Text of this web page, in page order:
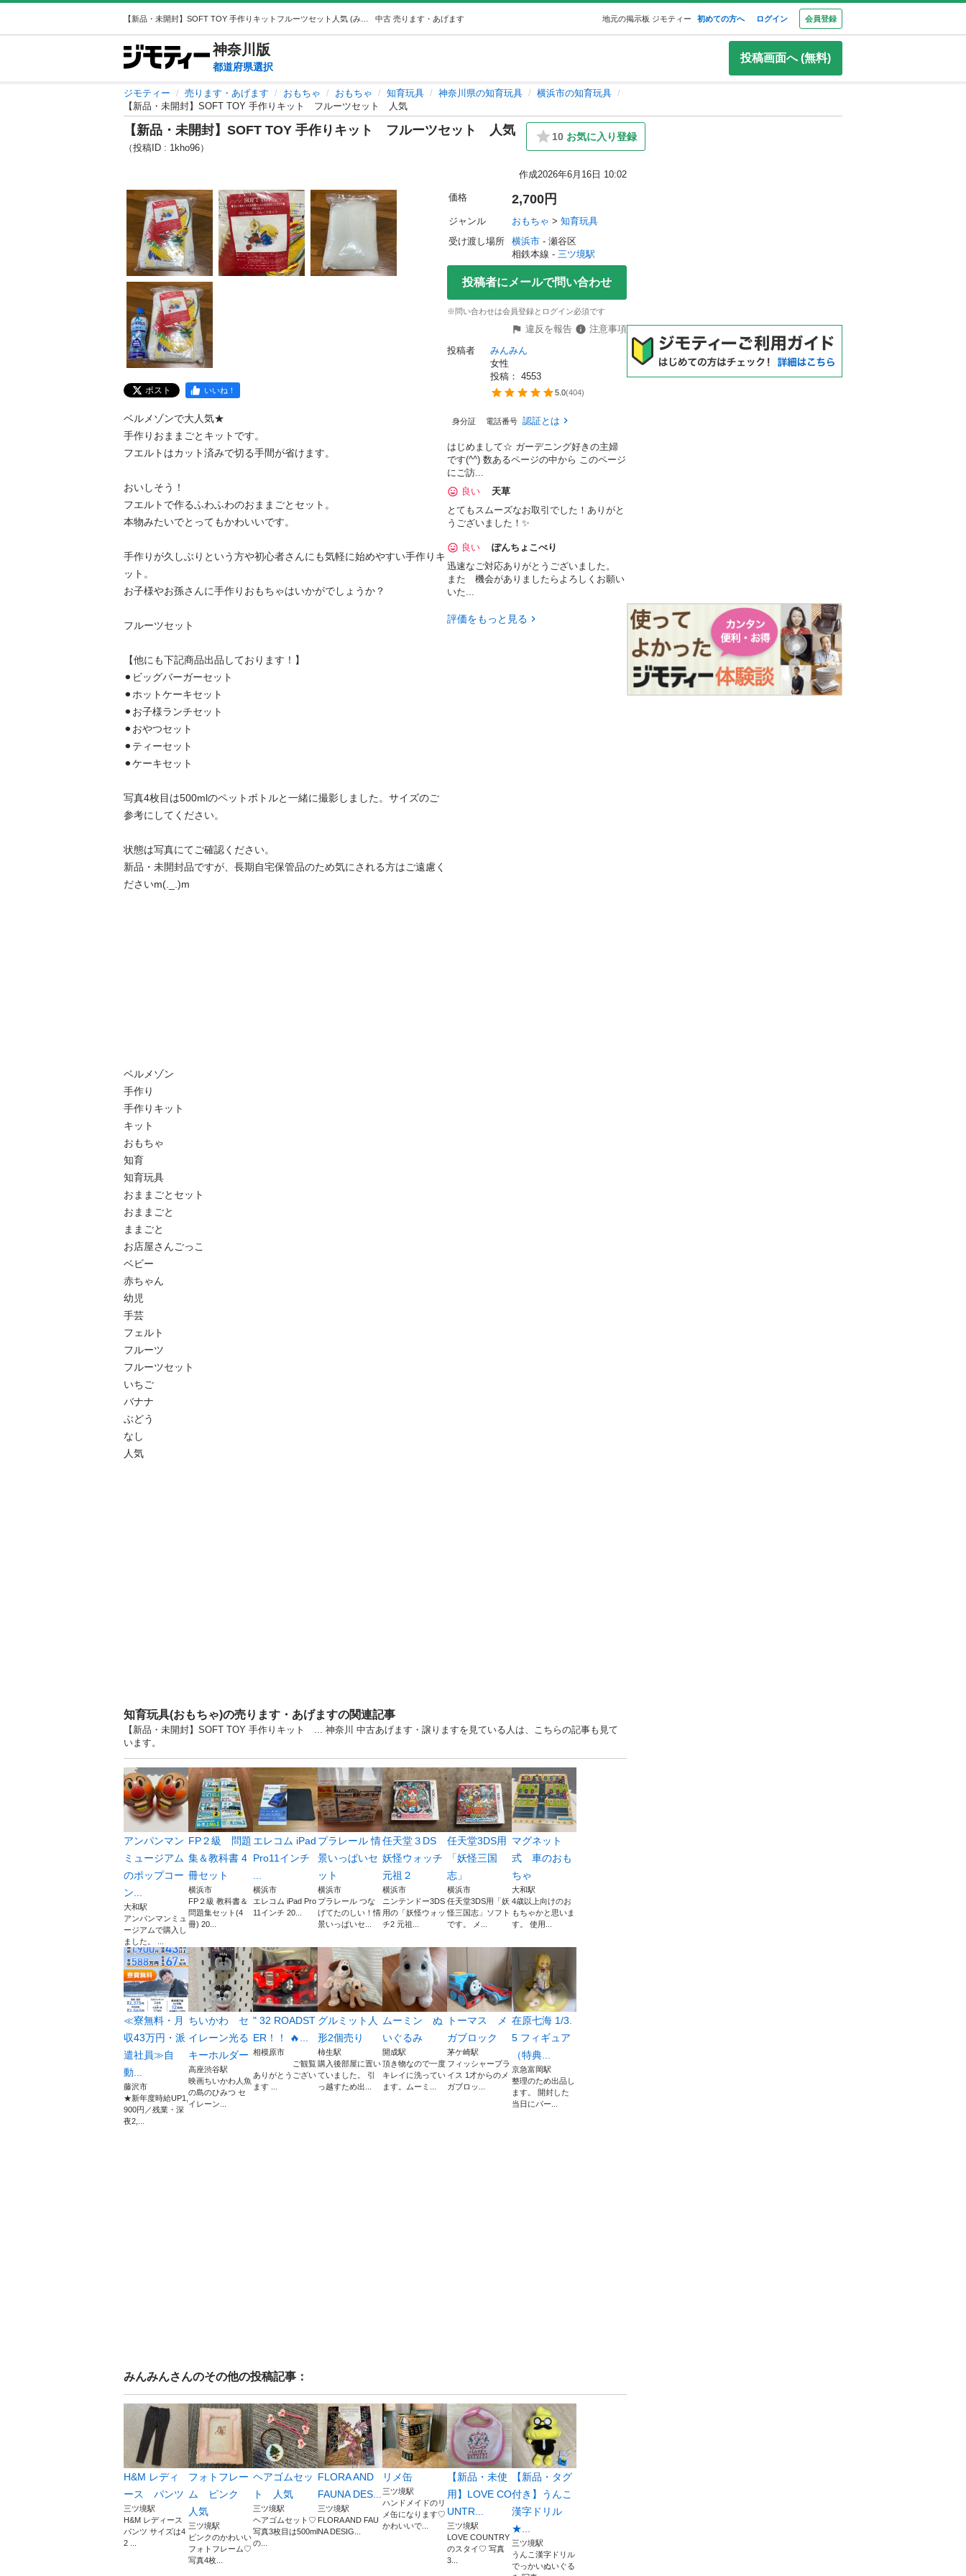
中古 売ります・あげます 地元の掲示板 ジモティー 初めての方へ ログイン 会員登録
神奈川 版
都道府県選択
投稿画面へ (無料)
ジモティー 売ります・あげます おもちゃ おもちゃ 知育玩具 神奈川県の知育玩具
横浜市の知育玩具
【新品・未開封】SOFT TOY 手作りキット フルーツセット 人気
【新品・未開封】SOFT TOY 手作りキット フルーツセット 人気
（投稿ID : 1kho96）
10 お気に入り登録
作成2026年6月16日 10:02
ポスト いいね！
ベルメゾンで大人気★
手作りおままごとキットです。
フエルトはカット済みで切る手間が省けます。
おいしそう！
フエルトで作るふわふわのおままごとセット。
本物みたいでとってもかわいいです。
手作りが久しぶりという方や初心者さんにも気軽に始めやすい手作りキ
ット。
お子様やお孫さんに手作りおもちゃはいかがでしょうか？
フルーツセット
【他にも下記商品出品しております！】
⚫︎ビッグバーガーセット
⚫︎ホットケーキセット
⚫︎お子様ランチセット
⚫︎おやつセット
⚫︎ティーセット
⚫︎ケーキセット
写真4枚目は500mlのペットボトルと一緒に撮影しました。サイズのご
参考にしてください。
状態は写真にてご確認ください。
新品・未開封品ですが、長期自宅保管品のため気にされる方はご遠慮く
ださいm(._.)m
ベルメゾン
手作り
手作りキット
キット
おもちゃ
知育
知育玩具
おままごとセット
おままごと
ままごと
お店屋さんごっこ
ベビー
赤ちゃん
幼児
手芸
フェルト
フルーツ
フルーツセット
いちご
バナナ
ぶどう
なし
人気
価格 2,700円
ジャンル おもちゃ > 知育玩具
受け渡し場所
横浜市 - 瀬谷区
相鉄本線 - 三ツ境駅
投稿者にメールで問い合わせ
※問い合わせは会員登録とログイン必須です
違反を報告
注意事項
投稿者
みんみん
女性
投稿： 4553
5.0(404)
身分証 電話番号 認証とは
はじめまして☆ ガーデニング好きの主婦
です(^^) 数あるページの中から このページ
にご訪...
良い
天草
とてもスムーズなお取引でした！ありがと
うございました！✨
良い
ぽんちょこべり
迅速なご対応ありがとうございました。
また 機会がありましたらよろしくお願い
いた...
評価をもっと見る
知育玩具(おもちゃ)の売ります・あげますの関連記事
【新品・未開封】SOFT TOY 手作りキット ... 神奈川 中古あげます・譲りますを見ている人は、こちらの記事も見て
います。
アンパンマン
ミュージアム
のポップコー
ン...
大和駅
アンパンマンミュ
ージアムで購入し
ました。 ...
FP２級 問題
集＆教科書 4
冊セット
横浜市
FP２級 教科書＆
問題集セット(4
冊) 20...
エレコム iPad
Pro11インチ
横浜市
エレコム iPad Pro
11インチ 20...
プラレール 情
景いっぱいセ
ット
横浜市
プラレール つな
げてたのしい！情
景いっぱいセ...
任天堂３DS
妖怪ウォッチ
元祖２
横浜市
ニンテンドー3DS
用の「妖怪ウォッ
チ2 元祖...
任天堂3DS用
「妖怪三国
志」
横浜市
任天堂3DS用「妖
怪三国志」ソフト
です。 メ...
マグネット
式 車のおも
ちゃ
大和駅
4歳以上向けのお
もちゃかと思いま
す。 使用...
≪寮無料・月
収43万円・派
遣社員≫自
動...
藤沢市
★新年度時給UP1,
900円／残業・深
夜2,...
ちいかわ セ
イレーン光る
キーホルダー
高座渋谷駅
映画ちいかわ人魚
の島のひみつ セ
イレーン...
" 32 ROADST
ER！！ 🔥...
相模原市
ご観覧
ありがとうござい
ます ...
グルミット人
形2個売り
柿生駅
購入後部屋に置い
ていました。 引
っ越すため出...
ムーミン ぬ
いぐるみ
開成駅
頂き物なので一度
キレイに洗ってい
ます。ムーミ...
トーマス メ
ガブロック
茅ケ崎駅
フィッシャープラ
イス 1才からのメ
ガブロッ...
在原七海 1/3.
5 フィギュア
（特典...
京急富岡駅
整理のため出品し
ます。 開封した
当日にパー...
みんみんさんのその他の投稿記事：
H&M レディ
ース パンツ
三ツ境駅
H&M レディース
パンツ サイズは4
2 ...
フォトフレー
ム ピンク
人気
三ツ境駅
ピンクのかわいい
フォトフレーム♡
写真4枚...
ヘアゴムセッ
ト 人気
三ツ境駅
ヘアゴムセット♡
写真3枚目は500ml
の...
FLORA AND
FAUNA DES...
三ツ境駅
FLORA AND FAU
NA DESIG...
リメ缶
三ツ境駅
ハンドメイドのリ
メ缶になります♡
かわいいで...
【新品・未使
用】LOVE CO
UNTR...
三ツ境駅
LOVE COUNTRY
のスタイ♡ 写真
3...
【新品・タグ
付き】うんこ
漢字ドリル
★...
三ツ境駅
うんこ漢字ドリル
でっかいぬいぐる